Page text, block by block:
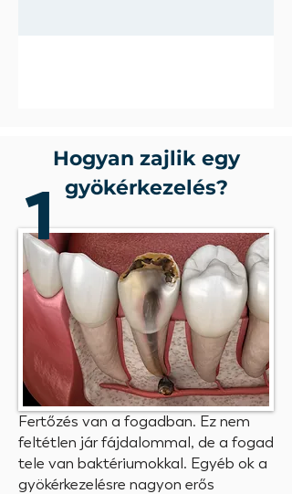
Hogyan zajlik egy
gyökérkezelés?
1
Fertőzés van a fogadban. Ez nem
feltétlen jár fájdalommal, de a fogad
tele van baktériumokkal. Egyéb ok a
gyökérkezelésre nagyon erős